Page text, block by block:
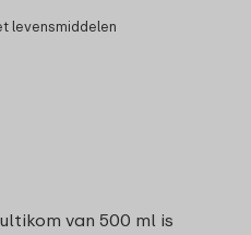
van 500 ml is
levensmiddelen